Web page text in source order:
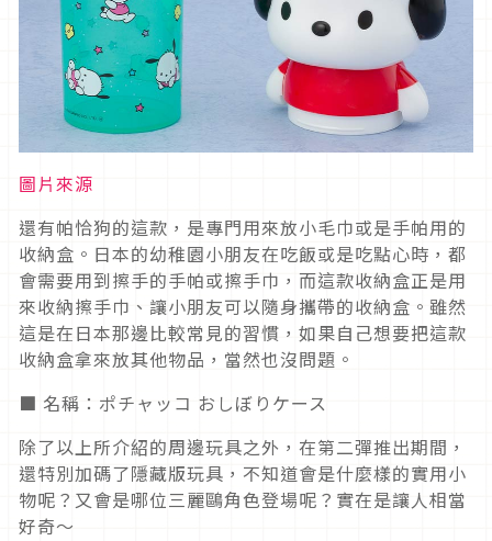
圖片來源
還有帕恰狗的這款，是專門用來放小毛巾或是手帕用的
收納盒。日本的幼稚園小朋友在吃飯或是吃點心時，都
會需要用到擦手的手帕或擦手巾，而這款收納盒正是用
來收納擦手巾、讓小朋友可以隨身攜帶的收納盒。雖然
這是在日本那邊比較常見的習慣，如果自己想要把這款
收納盒拿來放其他物品，當然也沒問題。
■ 名稱：ポチャッコ おしぼりケース
除了以上所介紹的周邊玩具之外，在第二彈推出期間，
還特別加碼了隱藏版玩具，不知道會是什麼樣的實用小
物呢？又會是哪位三麗鷗角色登場呢？實在是讓人相當
好奇～